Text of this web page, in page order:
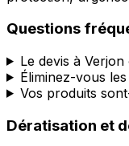
Questions
Le devis à
Éliminez-vous
Vos produits
Dératisation et